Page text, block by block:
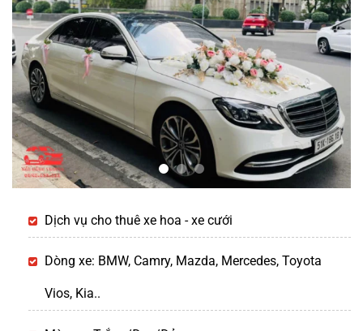
Dịch vụ cho thuê xe hoa - xe cưới
Dòng xe: BMW, Camry, Mazda, Mercedes, Toyota
Vios, Kia..